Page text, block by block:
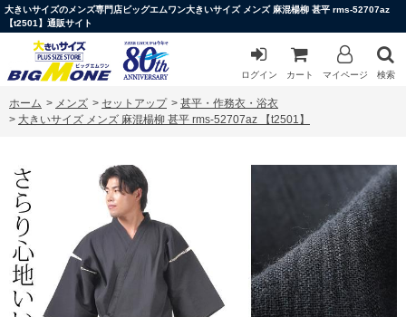
大きいサイズのメンズ専門店ビッグエムワン大きいサイズ メンズ 麻混楊柳 甚平 rms-52707az
【t2501】通販サイト
ログイン カート マイページ 検索
ホーム > メンズ > セットアップ > 甚平・作務衣・浴衣
> 大きいサイズ メンズ 麻混楊柳 甚平 rms-52707az 【t2501】